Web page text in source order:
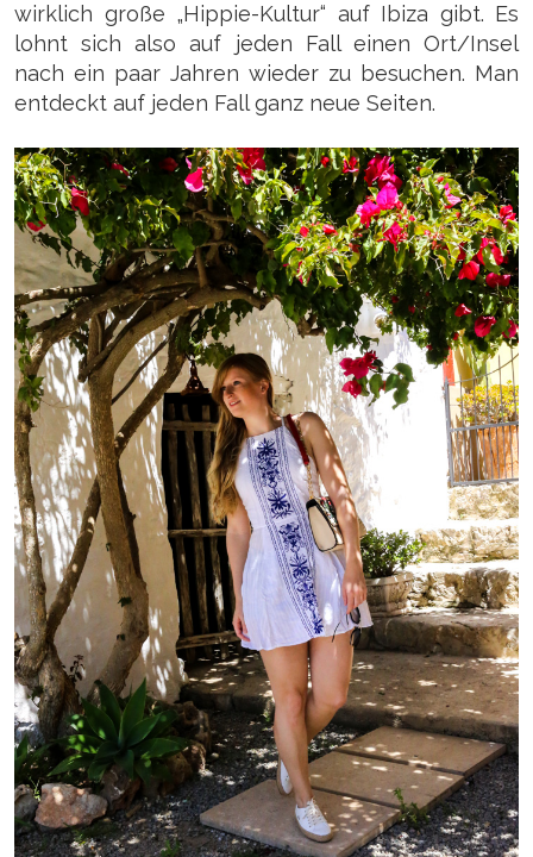
wirklich große „Hippie-Kultur“ auf Ibiza gibt. Es
lohnt sich also auf jeden Fall einen Ort/Insel
nach ein paar Jahren wieder zu besuchen. Man
entdeckt auf jeden Fall ganz neue Seiten.